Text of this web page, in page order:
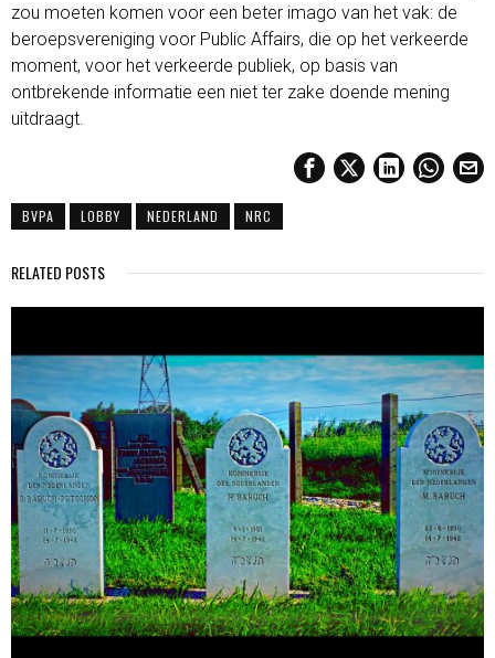
zou moeten komen voor een beter imago van het vak: de
beroepsvereniging voor Public Affairs, die op het verkeerde
moment, voor het verkeerde publiek, op basis van
ontbrekende informatie een niet ter zake doende mening
uitdraagt.
BVPA LOBBY NEDERLAND NRC
RELATED POSTS